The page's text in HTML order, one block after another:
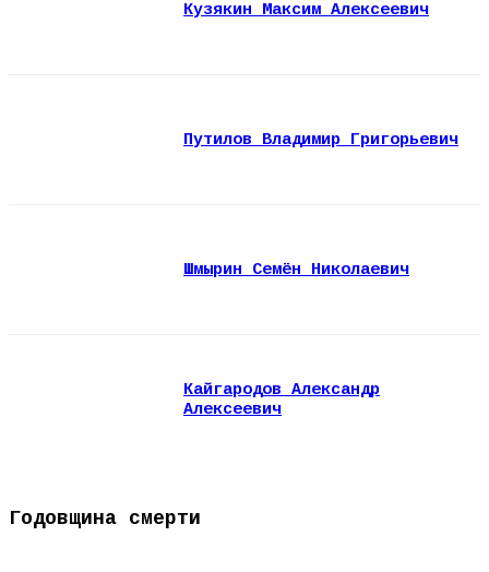
Кузякин Максим Алексеевич
Путилов Владимир Григорьевич
Шмырин Семён Николаевич
Кайгародов Александр
Алексеевич
Годовщина смерти